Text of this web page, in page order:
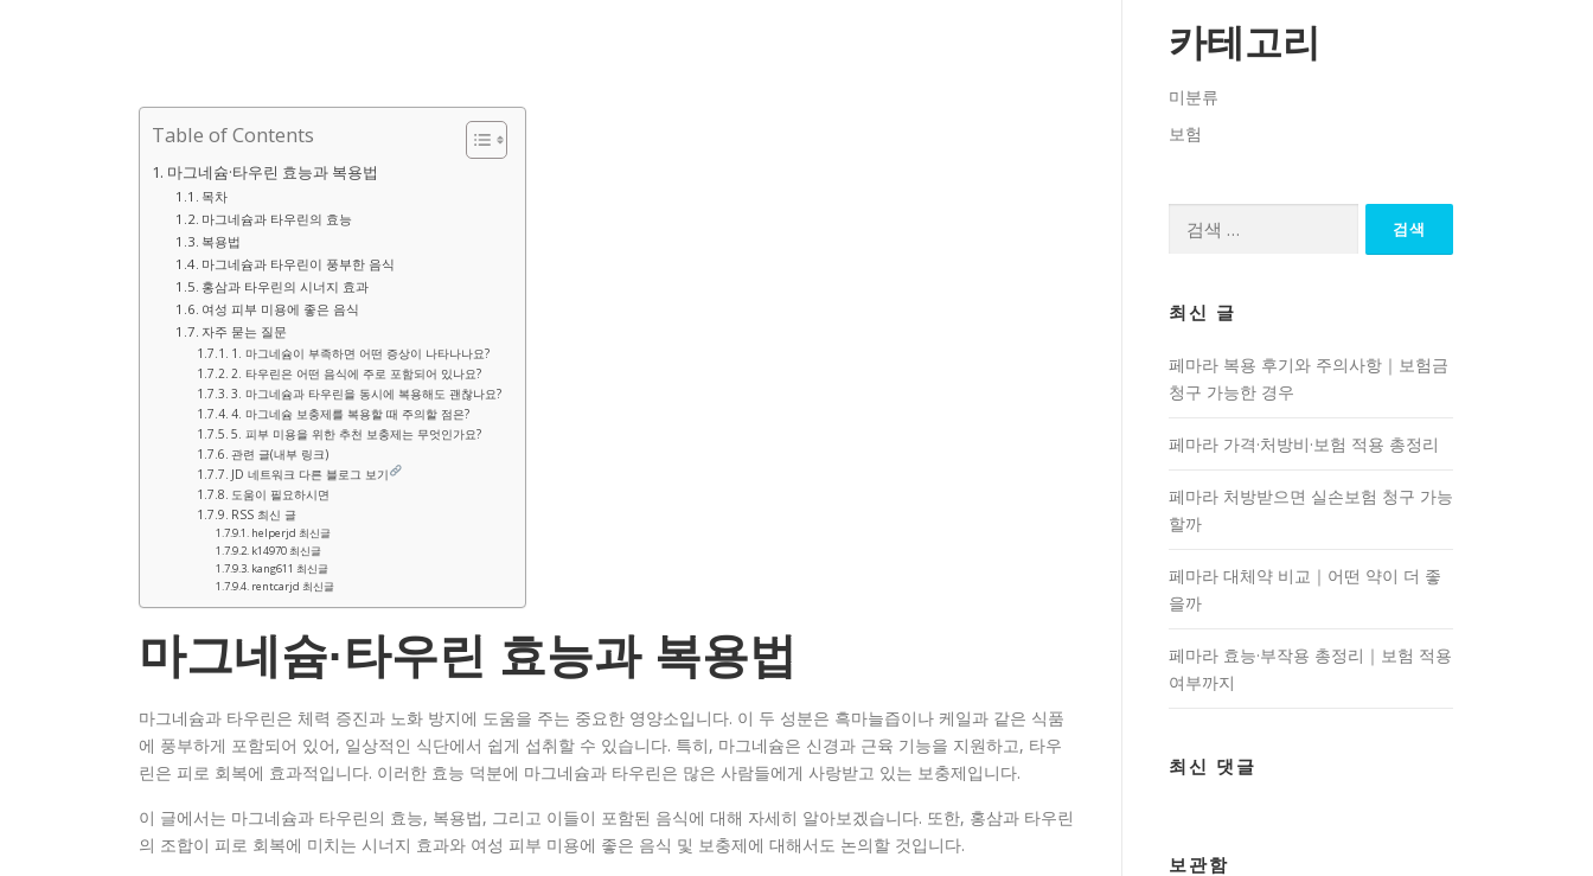
Table of Contents
마그네슘·타우린 효능과 복용법
목차
마그네슘과 타우린의 효능
복용법
마그네슘과 타우린이 풍부한 음식
홍삼과 타우린의 시너지 효과
여성 피부 미용에 좋은 음식
자주 묻는 질문
1. 마그네슘이 부족하면 어떤 증상이 나타나나요?
2. 타우린은 어떤 음식에 주로 포함되어 있나요?
3. 마그네슘과 타우린을 동시에 복용해도 괜찮나요?
4. 마그네슘 보충제를 복용할 때 주의할 점은?
5. 피부 미용을 위한 추천 보충제는 무엇인가요?
관련 글(내부 링크)
JD 네트워크 다른 블로그 보기
도움이 필요하시면
RSS 최신 글
helperjd 최신글
k14970 최신글
kang611 최신글
rentcarjd 최신글
마그네슘·타우린 효능과 복용법
마그네슘과 타우린은 체력 증진과 노화 방지에 도움을 주는 중요한 영양소입니다. 이 두 성분은 흑마늘즙이나 케일과 같은 식품
에 풍부하게 포함되어 있어, 일상적인 식단에서 쉽게 섭취할 수 있습니다. 특히, 마그네슘은 신경과 근육 기능을 지원하고, 타우
린은 피로 회복에 효과적입니다. 이러한 효능 덕분에 마그네슘과 타우린은 많은 사람들에게 사랑받고 있는 보충제입니다.
이 글에서는 마그네슘과 타우린의 효능, 복용법, 그리고 이들이 포함된 음식에 대해 자세히 알아보겠습니다. 또한, 홍삼과 타우린
의 조합이 피로 회복에 미치는 시너지 효과와 여성 피부 미용에 좋은 음식 및 보충제에 대해서도 논의할 것입니다.
카테고리
미분류
보험
최신 글
페마라 복용 후기와 주의사항｜보험금
청구 가능한 경우
페마라 가격·처방비·보험 적용 총정리
페마라 처방받으면 실손보험 청구 가능
할까
페마라 대체약 비교｜어떤 약이 더 좋
을까
페마라 효능·부작용 총정리｜보험 적용
여부까지
최신 댓글
보관함